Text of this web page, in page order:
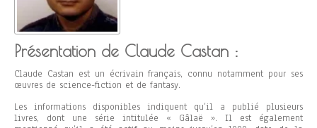
Présentation de Claude Castan :
Claude Castan est un écrivain français, connu notamment pour ses
œuvres de science-fiction et de fantasy.
Les informations disponibles indiquent qu’il a publié plusieurs
livres, dont une série intitulée « Gâlaë ». Il est également